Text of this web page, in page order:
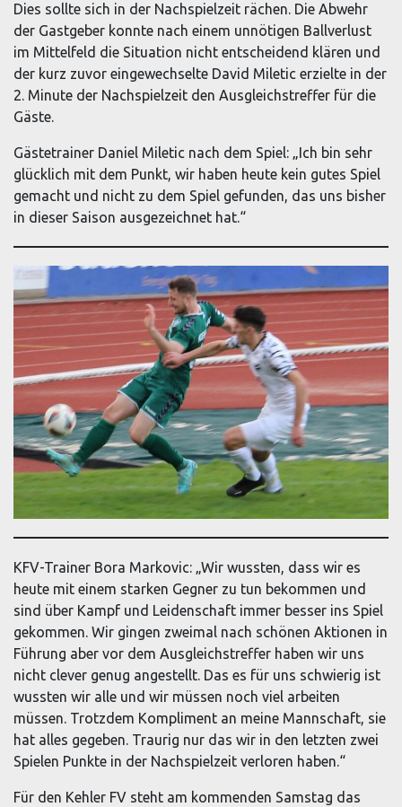
Dies sollte sich in der Nachspielzeit rächen. Die Abwehr
der Gastgeber konnte nach einem unnötigen Ballverlust
im Mittelfeld die Situation nicht entscheidend klären und
der kurz zuvor eingewechselte David Miletic erzielte in der
2. Minute der Nachspielzeit den Ausgleichstreffer für die
Gäste.
Gästetrainer Daniel Miletic nach dem Spiel: „Ich bin sehr
glücklich mit dem Punkt, wir haben heute kein gutes Spiel
gemacht und nicht zu dem Spiel gefunden, das uns bisher
in dieser Saison ausgezeichnet hat.“
KFV-Trainer Bora Markovic: „Wir wussten, dass wir es
heute mit einem starken Gegner zu tun bekommen und
sind über Kampf und Leidenschaft immer besser ins Spiel
gekommen. Wir gingen zweimal nach schönen Aktionen in
Führung aber vor dem Ausgleichstreffer haben wir uns
nicht clever genug angestellt. Das es für uns schwierig ist
wussten wir alle und wir müssen noch viel arbeiten
müssen. Trotzdem Kompliment an meine Mannschaft, sie
hat alles gegeben. Traurig nur das wir in den letzten zwei
Spielen Punkte in der Nachspielzeit verloren haben.“
Für den Kehler FV steht am kommenden Samstag das